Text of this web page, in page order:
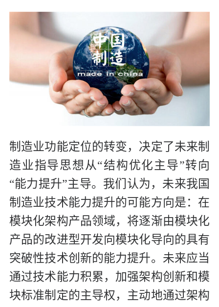
制造业功能定位的转变，决定了未来制
造业指导思想从“结构优化主导”转向
“能力提升”主导。我们认为，未来我国
制造业技术能力提升的可能方向是：在
模块化架构产品领域，将逐渐由模块化
产品的改进型开发向模块化导向的具有
突破性技术创新的能力提升。未来应当
通过技术能力积累，加强架构创新和模
块标准制定的主导权，主动地通过架构